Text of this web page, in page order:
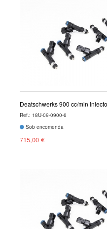
Deatschwerks 900 cc/min
Ref.: 18U-09-0900-6
Sob encomenda
715,00 €